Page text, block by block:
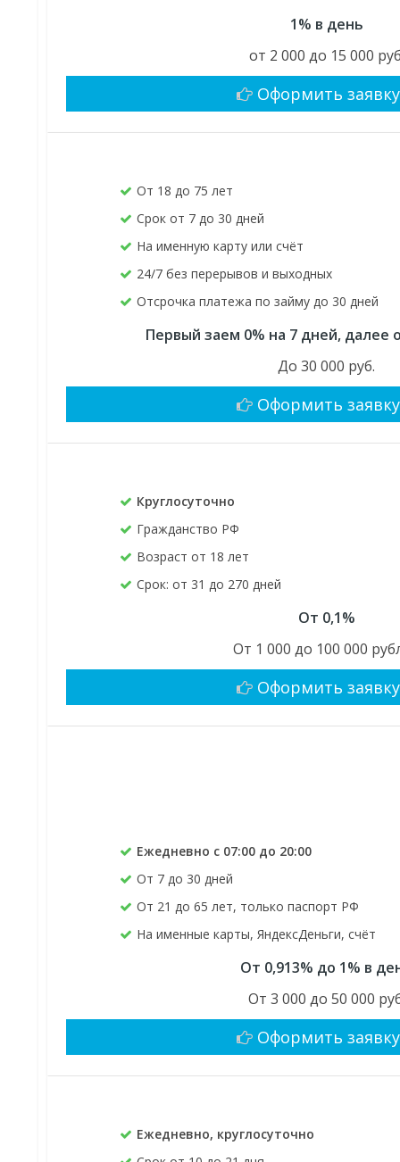
1% в день
от 2 000 до 15 000
Оформить заявку
От 18 до 75 лет
Срок от 7 до 30 дней
На именную карту или счёт
24/7 без перерывов и выходных
Отсрочка платежа по займу до 30 дней
Первый заем 0% на 7 дней, далее
До 30 000 руб.
Оформить заявку
Круглосуточно
Гражданство РФ
Возраст от 18 лет
Срок: от 31 до 270 дней
От 0,1%
От 1 000 до 100 000
Оформить заявку
Ежедневно с 07:00 до 20:00
От 7 до 30 дней
От 21 до 65 лет, только паспорт РФ
На именные карты, ЯндексДеньги, счёт
От 0,913% до 1% в
От 3 000 до 50 000
Оформить заявку
Ежедневно, круглосуточно